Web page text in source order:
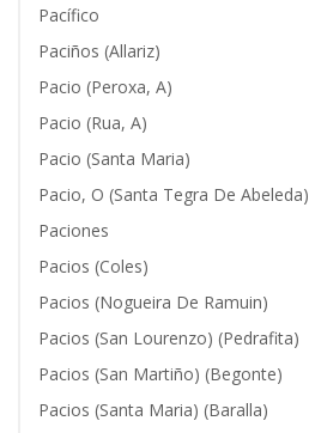
Pacífico
Paciños (Allariz)
Pacio (Peroxa, A)
Pacio (Rua, A)
Pacio (Santa Maria)
Pacio, O (Santa Tegra De Abeleda)
Paciones
Pacios (Coles)
Pacios (Nogueira De Ramuin)
Pacios (San Lourenzo) (Pedrafita)
Pacios (San Martiño) (Begonte)
Pacios (Santa Maria) (Baralla)